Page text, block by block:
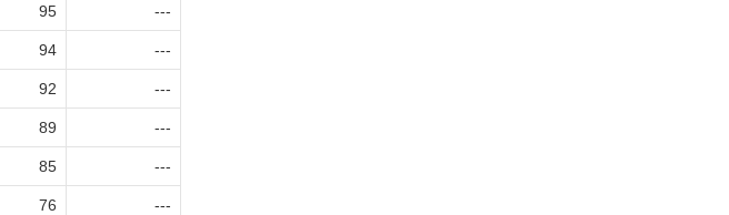
95 ---
94 ---
92 ---
89 ---
85 ---
76 ---